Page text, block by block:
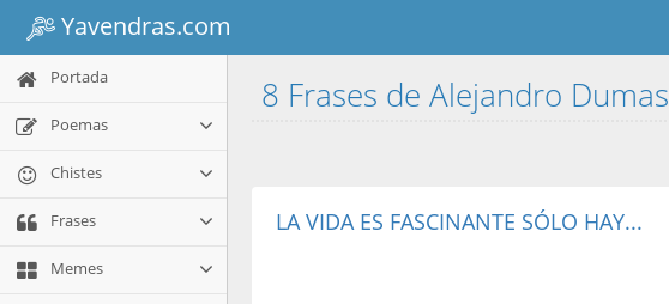
Yavendras.com
Portada
Poemas
Chistes
Frases
Memes
8 Frases de Alejandro Dumas
LA VIDA ES FASCINANTE SÓLO HAY...